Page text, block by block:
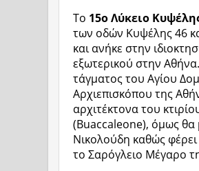
Το 15ο Λύκειο
των οδών Κυψέλης 46
και ανήκε στην
εξωτερικού στην
τάγματος του Αγίου
Αρχιεπισκόπου της
αρχιτέκτονα του
(Buaccaleone), όμως θα
Νικολούδη καθώς
το Σαρόγλειο Μέγαρο